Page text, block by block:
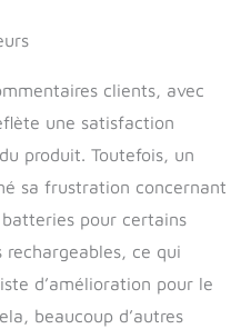
clients, avec
une satisfaction
produit. Toutefois, un
sa frustration concernant
pour certains
rechargeables, ce qui
d’amélioration pour le
beaucoup d’autres